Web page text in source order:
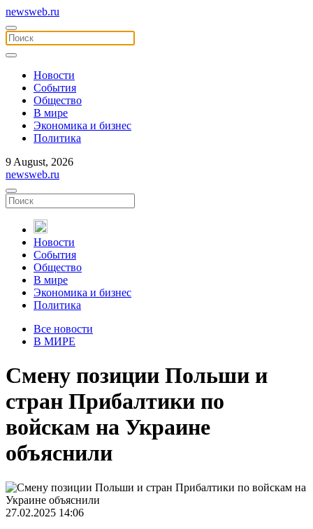
newsweb.ru
Новости
События
Общество
В мире
Экономика и бизнес
Политика
9 August, 2026
newsweb.ru
Новости
События
Общество
В мире
Экономика и бизнес
Политика
Все новости
В МИРЕ
Смену позиции Польши и
стран Прибалтики по
войскам на Украине
объяснили
27.02.2025 14:06